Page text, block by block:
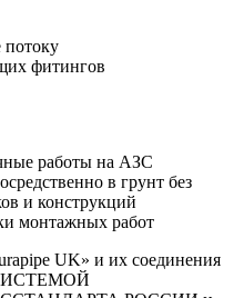
фитингов
работы на АЗС
в грунт без
и конструкций
монтажных работ
UK» и их соединения
СИСТЕМОЙ